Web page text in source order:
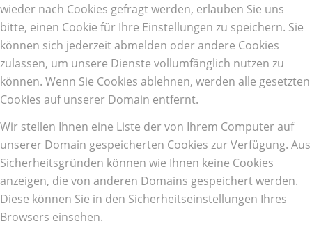
wieder nach Cookies gefragt werden, erlauben Sie uns
bitte, einen Cookie für Ihre Einstellungen zu speichern. Sie
können sich jederzeit abmelden oder andere Cookies
zulassen, um unsere Dienste vollumfänglich nutzen zu
können. Wenn Sie Cookies ablehnen, werden alle gesetzten
Cookies auf unserer Domain entfernt.
Wir stellen Ihnen eine Liste der von Ihrem Computer auf
unserer Domain gespeicherten Cookies zur Verfügung. Aus
Sicherheitsgründen können wie Ihnen keine Cookies
anzeigen, die von anderen Domains gespeichert werden.
Diese können Sie in den Sicherheitseinstellungen Ihres
Browsers einsehen.